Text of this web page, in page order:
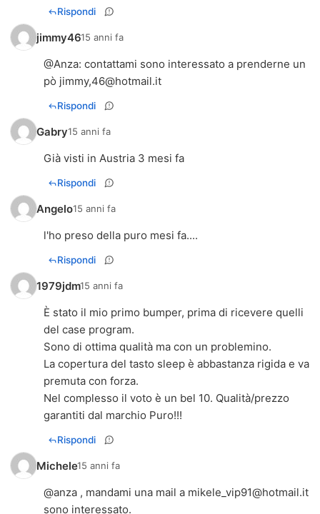
Rispondi
jimmy4615 anni fa
@Anza: contattami sono interessato a prenderne un
pò jimmy,46@hotmail.it
Rispondi
Gabry15 anni fa
Già visti in Austria 3 mesi fa
Rispondi
Angelo15 anni fa
l'ho preso della puro mesi fa....
Rispondi
1979jdm15 anni fa
È stato il mio primo bumper, prima di ricevere quelli
del case program.
Sono di ottima qualità ma con un problemino.
La copertura del tasto sleep è abbastanza rigida e va
premuta con forza.
Nel complesso il voto è un bel 10. Qualità/prezzo
garantiti dal marchio Puro!!!
Rispondi
Michele15 anni fa
@anza , mandami una mail a mikele_vip91@hotmail.it
sono interessato.